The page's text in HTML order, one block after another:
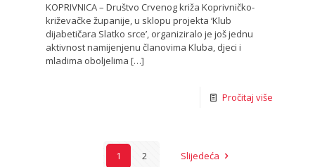
KOPRIVNICA – Društvo Crvenog križa Koprivničko-
križevačke županije, u sklopu projekta ‘Klub
dijabetičara Slatko srce’, organiziralo je još jednu
aktivnost namijenjenu članovima Kluba, djeci i
mladima oboljelima […]
Pročitaj više
1 2 Slijedeća